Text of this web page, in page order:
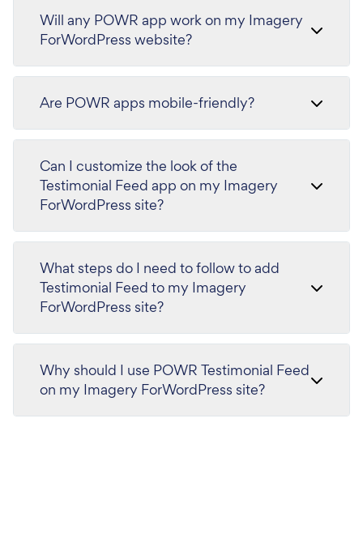
Will any POWR app work on my Imagery
ForWordPress website?
Are POWR apps mobile-friendly?
Can I customize the look of the
Testimonial Feed app on my Imagery
ForWordPress site?
What steps do I need to follow to add
Testimonial Feed to my Imagery
ForWordPress site?
Why should I use POWR Testimonial Feed
on my Imagery ForWordPress site?